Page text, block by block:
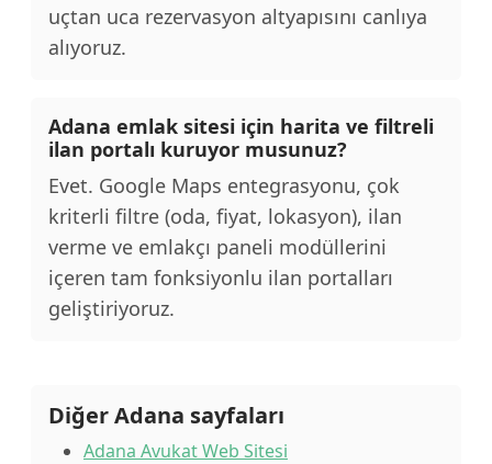
uçtan uca rezervasyon altyapısını canlıya
alıyoruz.
Adana emlak sitesi için harita ve filtreli
ilan portalı kuruyor musunuz?
Evet. Google Maps entegrasyonu, çok
kriterli filtre (oda, fiyat, lokasyon), ilan
verme ve emlakçı paneli modüllerini
içeren tam fonksiyonlu ilan portalları
geliştiriyoruz.
Diğer Adana sayfaları
Adana Avukat Web Sitesi